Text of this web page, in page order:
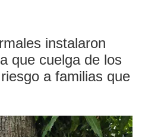
instalaron
que cuelga de los
a familias que